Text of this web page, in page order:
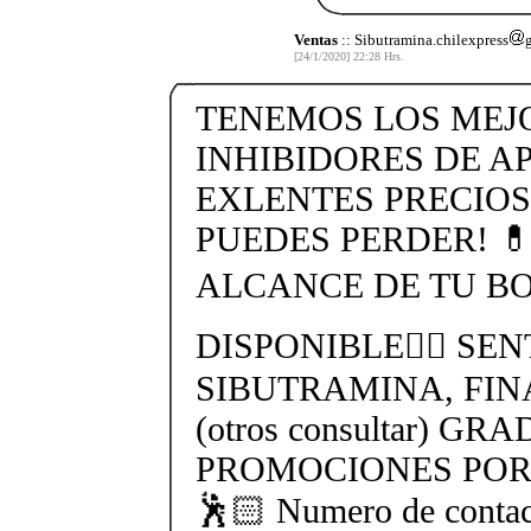
Ventas:: Sibutramina.chilexpress
[24/1/2020] 22:28 Hrs.
TENEMOS LOS
INHIBIDORES DE
EXLENTES
PUEDES PERDER!
ALCANCE DE TU
DISPONIBLE👉🏻
SIBUTRAMINA,
(otros consultar)
PROMOCIONES
🕺🏻 Numero de